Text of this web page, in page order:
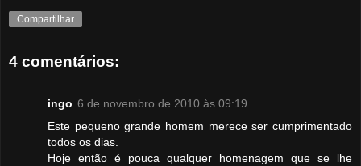
Compartilhar
4 comentários:
ingo 6 de novembro de 2010 às 09:19
Este pequeno grande homem merece ser cumprimentado
todos os dias.
Hoje então é pouca qualquer homenagem que se lhe